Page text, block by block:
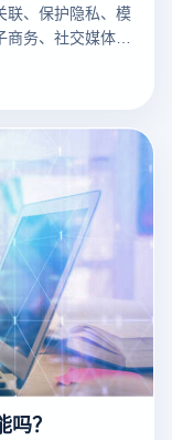
联、保护隐私、模
务、社交媒体营
制浏览器指纹和
以防止平台检测
藏真实身份的用户
？